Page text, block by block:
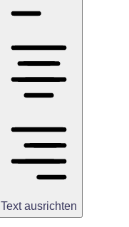
Text ausrichten